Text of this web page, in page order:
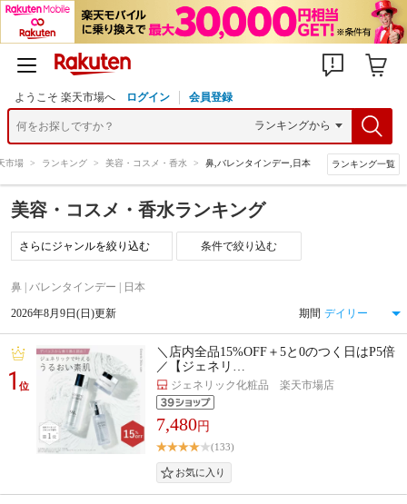
ようこそ 楽天市場へ ログイン 会員登録
市場 > ランキング > 美容・コスメ・香水 > 鼻,バレンタインデー,日本 ランキング一覧
美容・コスメ・香水ランキング
条件で絞り込む
鼻 | バレンタインデー | 日本
2026年8月9日(日)更新 期間
1位
＼店内全品15%OFF＋5と0のつく日はP5倍
／【ジェネリ…
ジェネリック化粧品 楽天市場店
7,480円
(133)